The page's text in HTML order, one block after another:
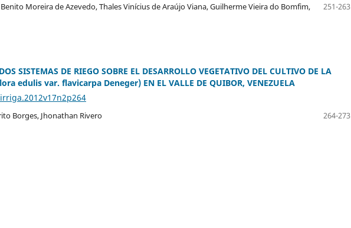
Moreira de Azevedo, Thales Vinícius de Araújo Viana, Guilherme Vieira do Bomfim,
251-263
SISTEMAS DE RIEGO SOBRE EL DESARROLLO VEGETATIVO DEL CULTIVO DE LA
edulis var. flavicarpa Deneger) EN EL VALLE DE QUIBOR, VENEZUELA
Borges, Jhonathan Rivero
264-273